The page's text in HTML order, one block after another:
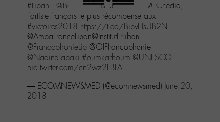
menu
Aller
au
contenu
Aller
recherche
#Liban : @BaalbeckFest accueillera M_Chedid,
l'artiste français le plus récompensé aux
#victoires2018 https://t.co/BipvHsUB2N
@AmbaFranceLiban@InstitutFrLiban
@FrancophonieLib @OIFfrancophonie
@NadineLabaki #oumkalthoum @UNESCO
pic.twitter.com/an2wz2EBLA
— ECOMNEWSMED (@ecomnewsmed) June 20,
2018